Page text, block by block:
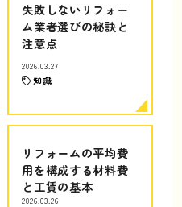
失敗しないリフォー
ム業者選びの秘訣と
注意点
2026.03.27
知識
リフォームの平均費
用を構成する材料費
と工賃の基本
2026.03.26